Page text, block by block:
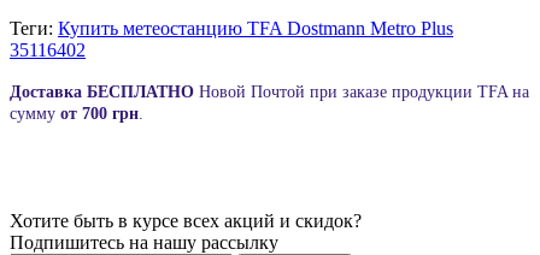
Теги: Купить метеостанцию TFA Dostmann Metro Plus
35116402
Доставка БЕСПЛАТНО Новой Почтой при заказе продукции TFA на
сумму от 700 грн.
Хотите быть в курсе всех акций и скидок?
Подпишитесь на нашу рассылку